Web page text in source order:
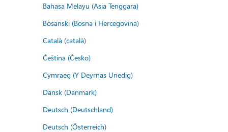
Bahasa Melayu (Asia Tenggara)
Bosanski (Bosna i Hercegovina)
Català (català)
Čeština (Česko)
Cymraeg (Y Deyrnas Unedig)
Dansk (Danmark)
Deutsch (Deutschland)
Deutsch (Österreich)